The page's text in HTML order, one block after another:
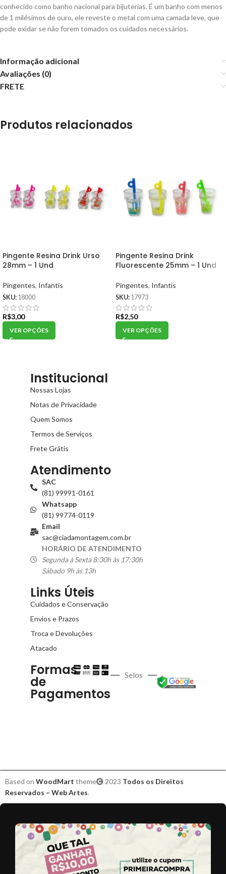
conhecido como banho nacional para bijuterias. É um banho com menos
de 1 milésimos de ouro, ele reveste o metal com uma camada leve, que
pode oxidar se não forem tomados os cuidados necessários.
Informação adicional
Avaliações (0)
FRETE
Produtos relacionados
Pingente Resina Drink Urso
28mm – 1 Und
Pingentes, Infantis
SKU: 18000
R$3,00
VER OPÇÕES
Pingente Resina Drink
Fluorescente 25mm – 1 Und
Pingentes, Infantis
SKU: 17973
R$2,50
VER OPÇÕES
Institucional
Nossas Lojas
Notas de Privacidade
Quem Somos
Termos de Serviços
Frete Grátis
Atendimento
SAC
(81) 99991-0161
Whatsapp
(81) 99774-0119
Email
sac@ciadamontagem.com.br
HORÁRIO DE ATENDIMENTO
Segunda à Sexta 8:30h às 17:30h
Sábado 9h às 13h
Links Úteis
Cuidados e Conservação
Envios e Prazos
Troca e Devoluções
Atacado
Formas
de
Pagamentos
Selos
Based on WoodMart theme 2023 Todos os Direitos
Reservados – Web Artes.